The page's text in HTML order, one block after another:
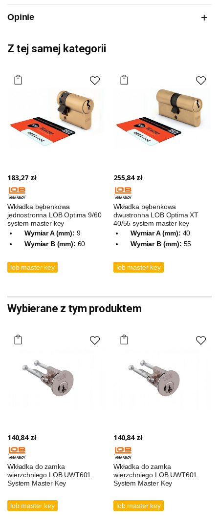
Opinie
Z tej samej kategorii
183,27 zł
Wkładka bębenkowa
jednostronna LOB Optima 9/60
system master key
Wymiar A (mm): 9
Wymiar B (mm): 60
lob master key
255,84 zł
Wkładka bębenkowa
dwustronna LOB Optima XT
40/55 system master key
Wymiar A (mm): 40
Wymiar B (mm): 55
lob master key
Wybierane z tym produktem
140,84 zł
Wkładka do zamka
wierzchniego LOB UWT601
System Master Key
lob master key
140,84 zł
Wkładka do zamka
wierzchniego LOB UWT601
System Master Key
lob master key